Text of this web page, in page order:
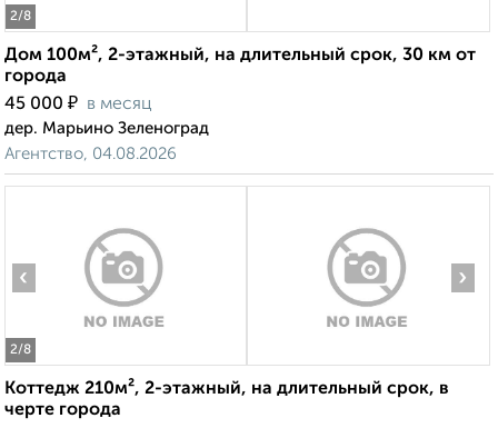
2/8
Дом 100м², 2-этажный, на длительный срок, 30 км от
города
45 000 ₽ в месяц
дер. Марьино Зеленоград
Агентство, 04.08.2026
2/8
‹ ›
Коттедж 210м², 2-этажный, на длительный срок, в
черте города